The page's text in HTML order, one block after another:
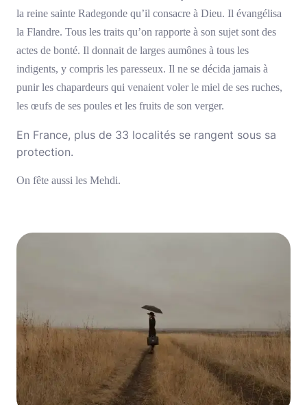
la reine sainte Radegonde qu’il consacre à Dieu. Il évangélisa
la Flandre. Tous les traits qu’on rapporte à son sujet sont des
actes de bonté. Il donnait de larges aumônes à tous les
indigents, y compris les paresseux. Il ne se décida jamais à
punir les chapardeurs qui venaient voler le miel de ses ruches,
les œufs de ses poules et les fruits de son verger.
En France, plus de 33 localités se rangent sous sa
protection.
On fête aussi les Mehdi.